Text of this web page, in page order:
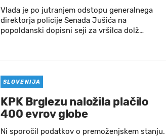
Vlada je po jutranjem odstopu generalnega
direktorja policije Senada Jušića na
popoldanski dopisni seji za vršilca dolž…
SLOVENIJA
KPK Brglezu naložila plačilo
400 evrov globe
Ni sporočil podatkov o premoženjskem stanju.